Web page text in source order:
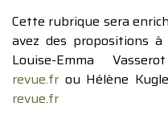
Cette rubrique sera
avez des propositions
Louise-Emma
revue.fr ou Hélène
revue.fr